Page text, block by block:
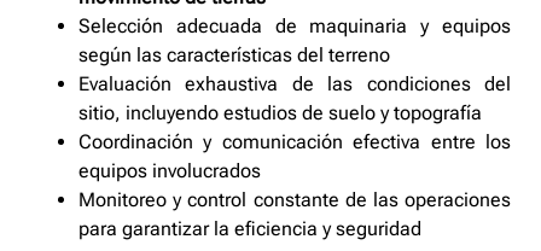
Selección adecuada de maquinaria y equipos
según las características del terreno
Evaluación exhaustiva de las condiciones del
sitio, incluyendo estudios de suelo y topografía
Coordinación y comunicación efectiva entre los
equipos involucrados
Monitoreo y control constante de las operaciones
para garantizar la eficiencia y seguridad